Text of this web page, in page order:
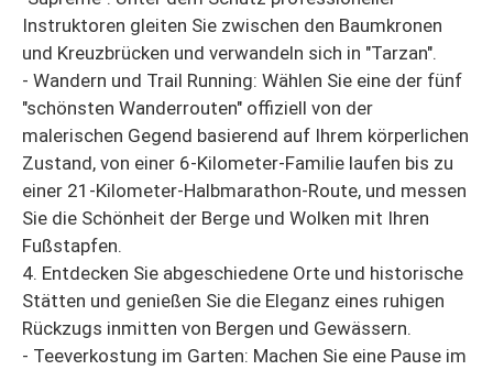
Instruktoren gleiten Sie zwischen den Baumkronen
und Kreuzbrücken und verwandeln sich in "Tarzan".
- Wandern und Trail Running: Wählen Sie eine der fünf
"schönsten Wanderrouten" offiziell von der
malerischen Gegend basierend auf Ihrem körperlichen
Zustand, von einer 6-Kilometer-Familie laufen bis zu
einer 21-Kilometer-Halbmarathon-Route, und messen
Sie die Schönheit der Berge und Wolken mit Ihren
Fußstapfen.
4. Entdecken Sie abgeschiedene Orte und historische
Stätten und genießen Sie die Eleganz eines ruhigen
Rückzugs inmitten von Bergen und Gewässern.
- Teeverkostung im Garten: Machen Sie eine Pause im